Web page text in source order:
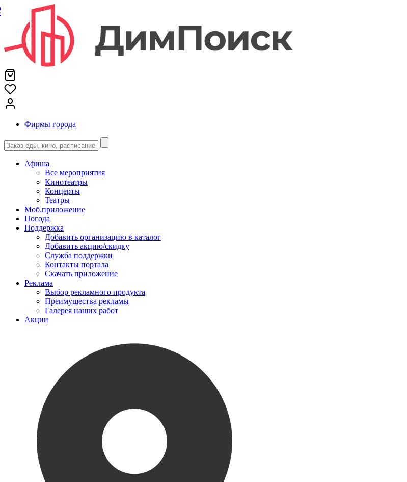
Фирмы города
Афиша
Все мероприятия
Кинотеатры
Концерты
Театры
Моб.приложение
Погода
Поддержка
Добавить организацию в каталог
Добавить акцию/скидку
Служба поддержки
Контакты портала
Скачать приложение
Реклама
Выбор рекламного продукта
Преимущества рекламы
Галерея наших работ
Акции